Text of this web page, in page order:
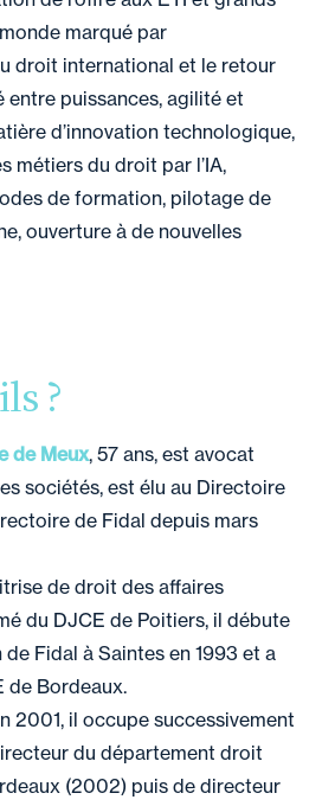
marqué par
droit international et le retour
puissances, agilité et
d’innovation technologique,
métiers du droit par l’IA,
de formation, pilotage de
ouverture à de nouvelles
?
de Meux, 57 ans, est avocat
sociétés, est élu au Directoire
de Fidal depuis mars
de droit des affaires
du DJCE de Poitiers, il débute
Fidal à Saintes en 1993 et a
de Bordeaux.
2001, il occupe successivement
du département droit
(2002) puis de directeur